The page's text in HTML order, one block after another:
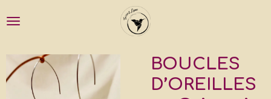
au
principal
BOUCLES
D’OREILLES